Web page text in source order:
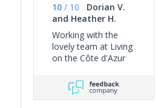
10 / 10
Dorian V.
and Heather H.
Working with the
lovely team at Living
on the Côte d'Azur
house in the South
of France, well,
possible. Actually,